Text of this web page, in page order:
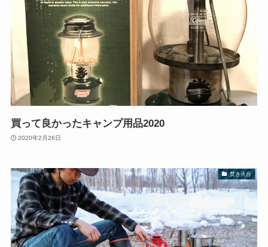
買って良かったキャンプ用品2020
2020年2月26日
焚き火台